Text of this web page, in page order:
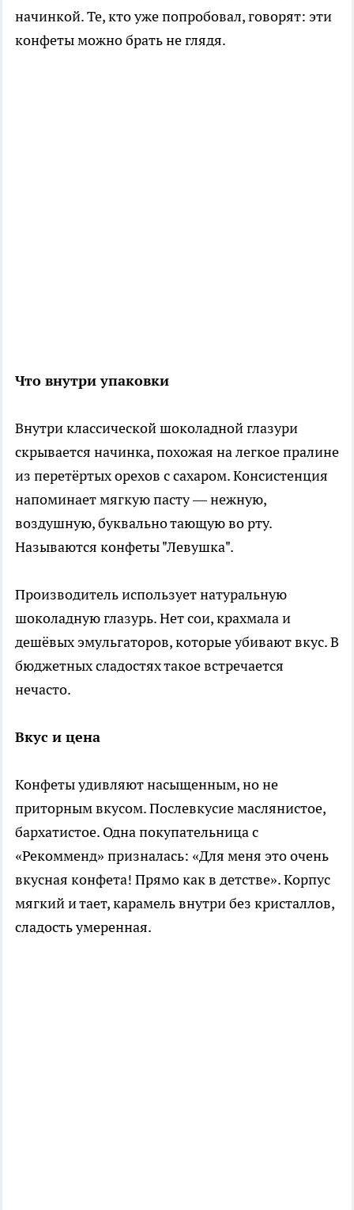
начинкой. Те, кто уже попробовал, говорят: эти
конфеты можно брать не глядя.
Что внутри упаковки
Внутри классической шоколадной глазури
скрывается начинка, похожая на легкое пралине
из перетёртых орехов с сахаром. Консистенция
напоминает мягкую пасту — нежную,
воздушную, буквально тающую во рту.
Называются конфеты "Левушка".
Производитель использует натуральную
шоколадную глазурь. Нет сои, крахмала и
дешёвых эмульгаторов, которые убивают вкус. В
бюджетных сладостях такое встречается
нечасто.
Вкус и цена
Конфеты удивляют насыщенным, но не
приторным вкусом. Послевкусие маслянистое,
бархатистое. Одна покупательница с
«Рекомменд» призналась: «Для меня это очень
вкусная конфета! Прямо как в детстве». Корпус
мягкий и тает, карамель внутри без кристаллов,
сладость умеренная.